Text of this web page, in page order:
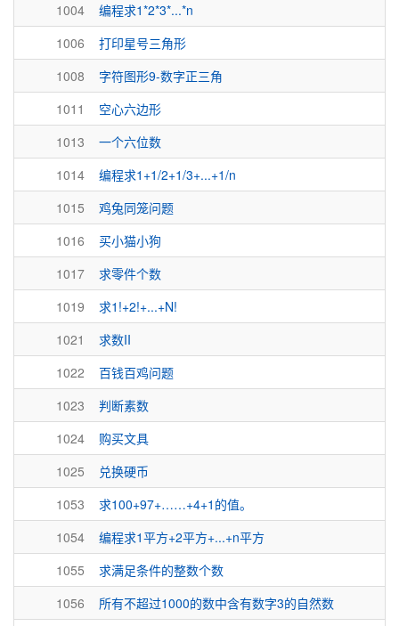
1004
编程求1*2*3*...*n
1006
打印星号三角形
1008
字符图形9-数字正三角
1011
空心六边形
1013
一个六位数
1014
编程求1+1/2+1/3+...+1/n
1015
鸡兔同笼问题
1016
买小猫小狗
1017
求零件个数
1019
求1!+2!+...+N!
1021
求数II
1022
百钱百鸡问题
1023
判断素数
1024
购买文具
1025
兑换硬币
1053
求100+97+……+4+1的值。
1054
编程求1平方+2平方+...+n平方
1055
求满足条件的整数个数
1056
所有不超过1000的数中含有数字3的自然数